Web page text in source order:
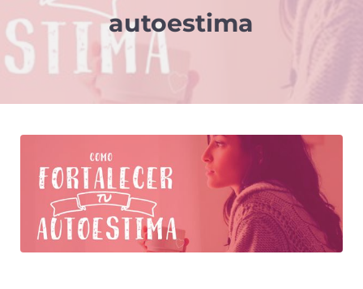
autoestima